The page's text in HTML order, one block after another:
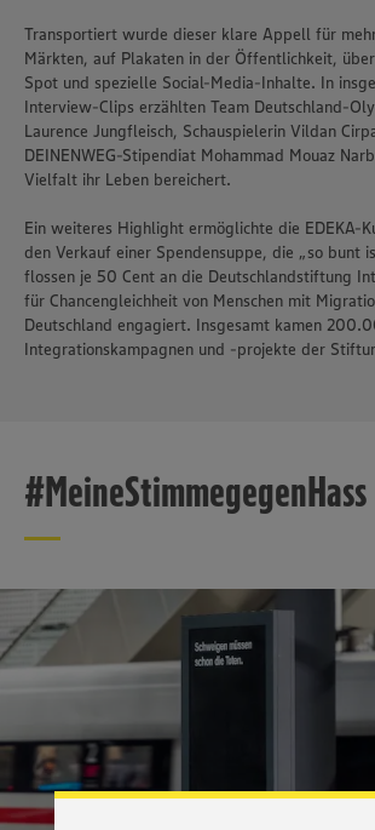
ein bestmögliches Nutzungserlebnis unserer
ermöglichen. Wir verwenden Ihre Daten, um
Website zu personalisieren und Ihnen
Inhalte anzubieten. Ihre Einwilligung in die
Cookies und anderer Technologien ist
Transportiert wurde dieser klare Appell für
Märkten, auf Plakaten in der Öffentlichkeit,
Spot und spezielle Social-Media-Inhalte. In
Interview-Clips erzählten Team Deutschland-
Laurence Jungfleisch, Schauspielerin Vildan
DEINENWEG-Stipendiat Mohammad Mouaz
Vielfalt ihr Leben bereichert.
Ein weiteres Highlight ermöglichte die EDEKA-
den Verkauf einer Spendensuppe, die „so bunt
flossen je 50 Cent an die Deutschlandstiftung
für Chancengleichheit von Menschen mit
Deutschland engagiert. Insgesamt kamen
Integrationskampagnen und -projekte der
#MeineStimmegegenHass